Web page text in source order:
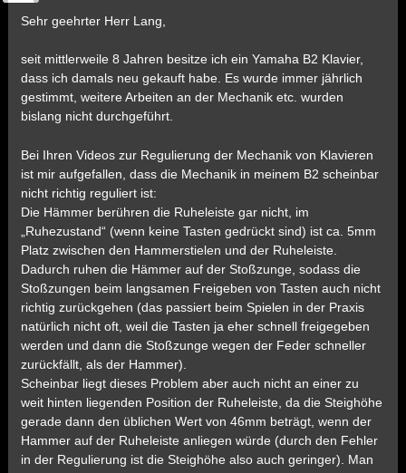
Sehr geehrter Herr Lang,
seit mittlerweile 8 Jahren besitze ich ein Yamaha B2 Klavier,
dass ich damals neu gekauft habe. Es wurde immer jährlich
gestimmt, weitere Arbeiten an der Mechanik etc. wurden
bislang nicht durchgeführt.
Bei Ihren Videos zur Regulierung der Mechanik von Klavieren
ist mir aufgefallen, dass die Mechanik in meinem B2 scheinbar
nicht richtig reguliert ist:
Die Hämmer berühren die Ruheleiste gar nicht, im
„Ruhezustand“ (wenn keine Tasten gedrückt sind) ist ca. 5mm
Platz zwischen den Hammerstielen und der Ruheleiste.
Dadurch ruhen die Hämmer auf der Stoßzunge, sodass die
Stoßzungen beim langsamen Freigeben von Tasten auch nicht
richtig zurückgehen (das passiert beim Spielen in der Praxis
natürlich nicht oft, weil die Tasten ja eher schnell freigegeben
werden und dann die Stoßzunge wegen der Feder schneller
zurückfällt, als der Hammer).
Scheinbar liegt dieses Problem aber auch nicht an einer zu
weit hinten liegenden Position der Ruheleiste, da die Steighöhe
gerade dann den üblichen Wert von 46mm beträgt, wenn der
Hammer auf der Ruheleiste anliegen würde (durch den Fehler
in der Regulierung ist die Steighöhe also auch geringer). Man